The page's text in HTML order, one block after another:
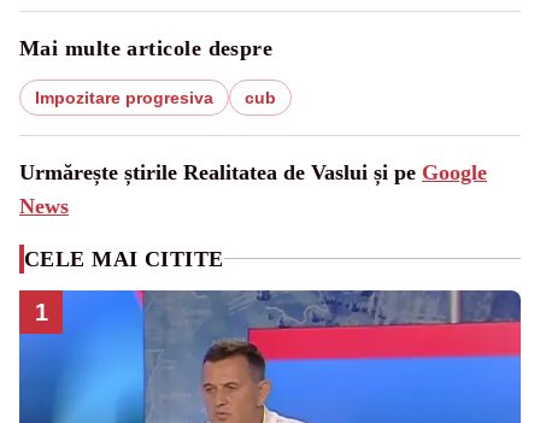
Mai multe articole despre
Impozitare progresiva cub
Urmărește știrile Realitatea de Vaslui și pe Google
News
CELE MAI CITITE
1